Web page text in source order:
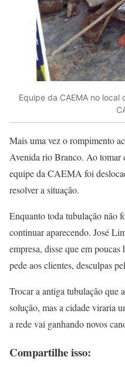
Equipe da CAEMA no
Mais uma vez o rompimento
Avenida rio Branco. Ao tomar
equipe da CAEMA foi
resolver a situação.
Enquanto toda tubulação não
continuar aparecendo. José
empresa, disse que em
pede aos clientes, desculpas
Trocar a antiga tubulação que
solução, mas a cidade viraria
a rede vai ganhando novos
Compartilhe isso: